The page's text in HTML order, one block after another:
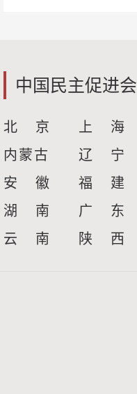
中国民主促进会
北 京 上 海
内蒙古
辽 宁
安 徽
福 建
湖 南
广 东
云 南
陕 西